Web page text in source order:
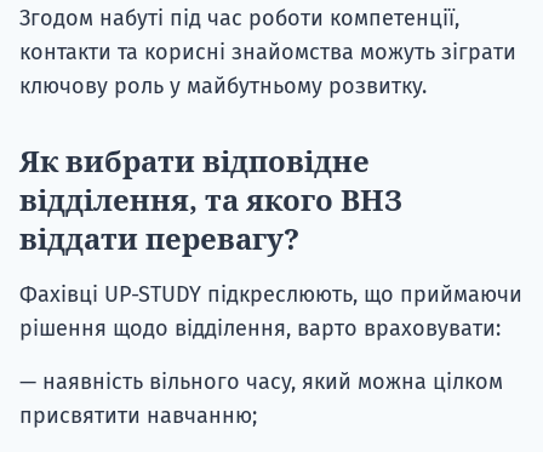
Згодом набуті під час роботи компетенції,
контакти та корисні знайомства можуть зіграти
ключову роль у майбутньому розвитку.
Як вибрати відповідне
відділення, та якого ВНЗ
віддати перевагу?
Фахівці UP-STUDY підкреслюють, що приймаючи
рішення щодо відділення, варто враховувати:
— наявність вільного часу, який можна цілком
присвятити навчанню;